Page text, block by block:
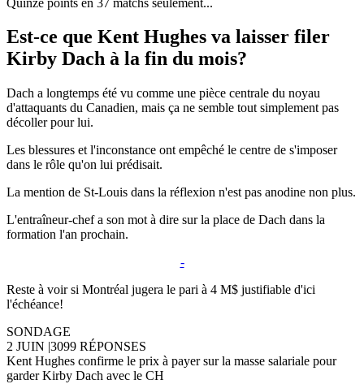
Est-ce que Kent Hughes va laisser filer
Kirby Dach à la fin du mois?
Dach a longtemps été vu comme une pièce centrale du noyau
d'attaquants du Canadien, mais ça ne semble tout simplement pas
décoller pour lui.
Les blessures et l'inconstance ont empêché le centre de s'imposer
dans le rôle qu'on lui prédisait.
La mention de St-Louis dans la réflexion n'est pas anodine non plus.
L'entraîneur-chef a son mot à dire sur la place de Dach dans la
formation l'an prochain.
-
Reste à voir si Montréal jugera le pari à 4 M$ justifiable d'ici
l'échéance!
SONDAGE
2 JUIN |3099 RÉPONSES
Kent Hughes confirme le prix à payer sur la masse salariale pour
garder Kirby Dach avec le CH